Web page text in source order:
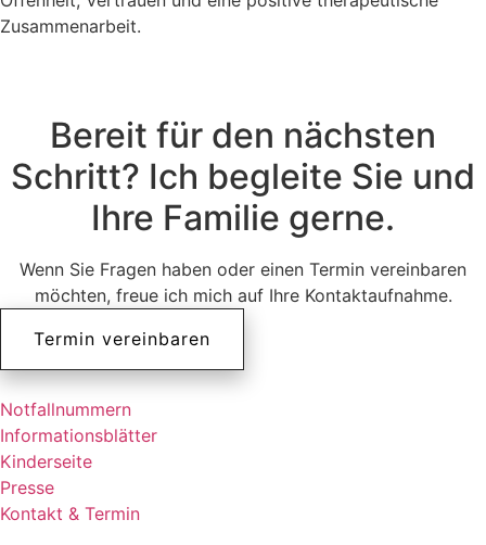
Zusammenarbeit.
Bereit für den nächsten
Schritt? Ich begleite Sie und
Ihre Familie gerne.
Wenn Sie Fragen haben oder einen Termin vereinbaren
möchten, freue ich mich auf Ihre Kontaktaufnahme.
Termin vereinbaren
Notfallnummern
Informationsblätter
Kinderseite
Presse
Kontakt & Termin